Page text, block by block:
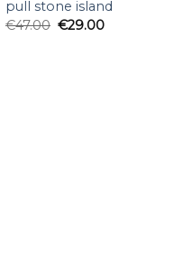
pull stone island
€47.00 €29.00